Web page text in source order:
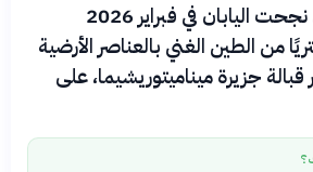
في إنجاز تقني لافت، نجحت اليابان في فبراير 2026
50 طنًا متريًا من الطين الغني بالعناصر الأرضية
قبالة جزيرة ميناميتوريشيما، على